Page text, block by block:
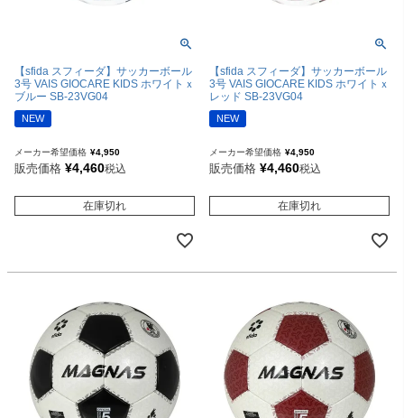
【sfida スフィーダ】サッカーボール
3号 VAIS GIOCARE KIDS ホワイトｘ
ブルー SB-23VG04
NEW
メーカー希望価格 ¥4,950
販売価格 ¥4,460税込
在庫切れ
【sfida スフィーダ】サッカーボール
3号 VAIS GIOCARE KIDS ホワイトｘ
レッド SB-23VG04
NEW
メーカー希望価格 ¥4,950
販売価格 ¥4,460税込
在庫切れ